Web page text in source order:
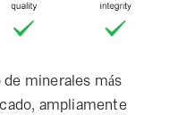
minerales más
ampliamente